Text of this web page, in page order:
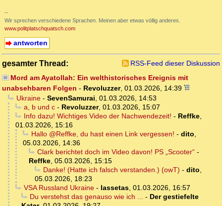
--
Wir sprechen verschiedene Sprachen. Meinen aber etwas völlig anderes.
www.politplatschquatsch.com
antworten
gesamter Thread:
RSS-Feed dieser Diskussion
Mord am Ayatollah: Ein welthistorisches Ereignis mit
unabsehbaren Folgen - Revoluzzer, 01.03.2026, 14:39
Ukraine- SevenSamurai, 01.03.2026, 14:53
a, b und c- Revoluzzer, 01.03.2026, 15:07
Info dazu! Wichtiges Video der Nachwendezeit! - Reffke,
01.03.2026, 15:16
Hallo @Reffke, du hast einen Link vergessen! - dito,
05.03.2026, 14:36
Clark berichtet doch im Video davon! PS „Scooter“-
Reffke, 05.03.2026, 15:15
Danke! (Hatte ich falsch verstanden.) (owT) - dito,
05.03.2026, 18:23
VSA Russland Ukraine- lassetas, 01.03.2026, 16:57
Du verstehst das genauso wie ich ... - Der gestiefelte